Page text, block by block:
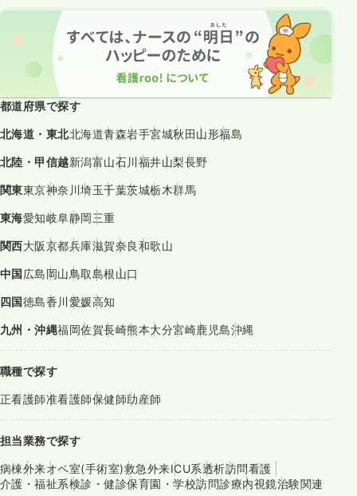
都道府県で探す
北海道・東北北海道青森岩手宮城秋田山形福島
北陸・甲信越新潟富山石川福井山梨長野
関東東京神奈川埼玉千葉茨城栃木群馬
東海愛知岐阜静岡三重
関西大阪京都兵庫滋賀奈良和歌山
中国広島岡山鳥取島根山口
四国徳島香川愛媛高知
九州・沖縄福岡佐賀長崎熊本大分宮崎鹿児島沖縄
職種で探す
正看護師准看護師保健師助産師
担当業務で探す
病棟外来オペ室(手術室)救急外来ICU系透析訪問看護
介護・福祉系検診・健診保育園・学校訪問診療内視鏡治験関連